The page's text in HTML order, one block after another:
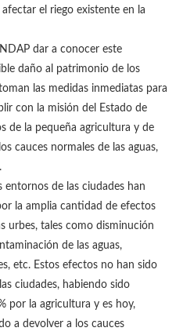
el riego existente en la
dar a conocer este
daño al patrimonio de los
las medidas inmediatas para
con la misión del Estado de
de la pequeña agricultura y de
cauces normales de las aguas,
entornos de las ciudades han
la amplia cantidad de efectos
urbes, tales como disminución
de las aguas,
etc. Estos efectos no han sido
ciudades, habiendo sido
por la agricultura y es hoy,
a devolver a los cauces